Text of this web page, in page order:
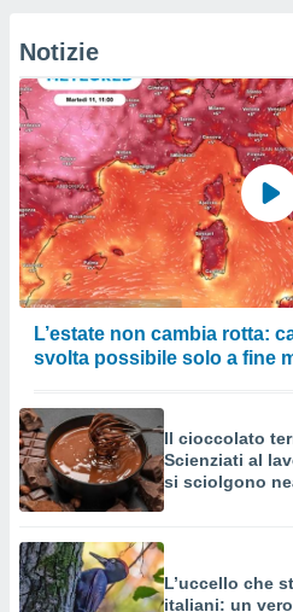
Notizie
L’estate non cambia rotta:
svolta possibile solo a fine
Il cioccolato
Scienziati al
si sciolgono
L’uccello che
italiani: un